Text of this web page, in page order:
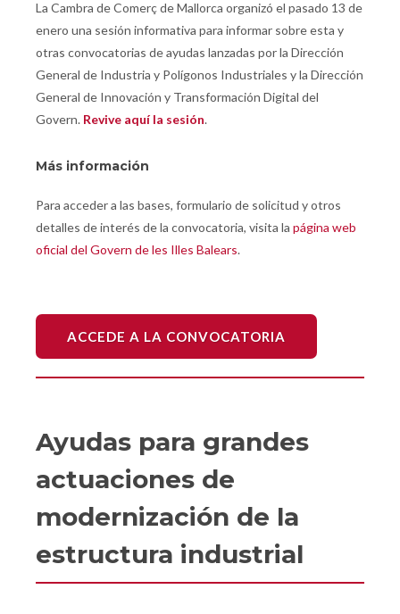
La Cambra de Comerç de Mallorca organizó el pasado 13 de
enero una sesión informativa para informar sobre esta y
otras convocatorias de ayudas lanzadas por la Dirección
General de Industria y Polígonos Industriales y la Dirección
General de Innovación y Transformación Digital del
Govern. Revive aquí la sesión.
Más información
Para acceder a las bases, formulario de solicitud y otros
detalles de interés de la convocatoria, visita la página web
oficial del Govern de les Illes Balears.
ACCEDE A LA CONVOCATORIA
Ayudas para grandes
actuaciones de
modernización de la
estructura industrial